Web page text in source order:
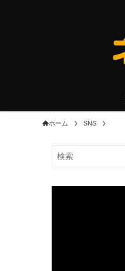
ホーム SNS